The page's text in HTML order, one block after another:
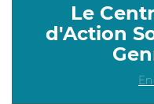
Le
d'Action